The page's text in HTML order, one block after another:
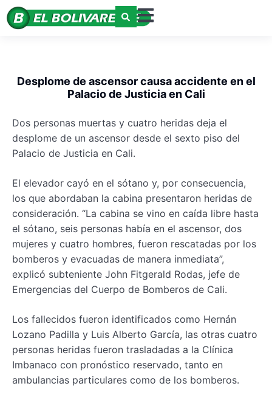
Desplome de ascensor causa accidente en el
Palacio de Justicia en Cali
Dos personas muertas y cuatro heridas deja el
desplome de un ascensor desde el sexto piso del
Palacio de Justicia en Cali.
El elevador cayó en el sótano y, por consecuencia,
los que abordaban la cabina presentaron heridas de
consideración. “La cabina se vino en caída libre hasta
el sótano, seis personas había en el ascensor, dos
mujeres y cuatro hombres, fueron rescatadas por los
bomberos y evacuadas de manera inmediata”,
explicó subteniente John Fitgerald Rodas, jefe de
Emergencias del Cuerpo de Bomberos de Cali.
Los fallecidos fueron identificados como Hernán
Lozano Padilla y Luis Alberto García, las otras cuatro
personas heridas fueron trasladadas a la Clínica
Imbanaco con pronóstico reservado, tanto en
ambulancias particulares como de los bomberos.